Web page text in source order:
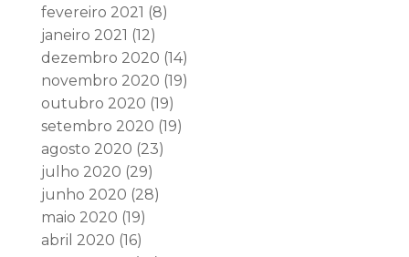
fevereiro 2021 (8)
janeiro 2021 (12)
dezembro 2020 (14)
novembro 2020 (19)
outubro 2020 (19)
setembro 2020 (19)
agosto 2020 (23)
julho 2020 (29)
junho 2020 (28)
maio 2020 (19)
abril 2020 (16)